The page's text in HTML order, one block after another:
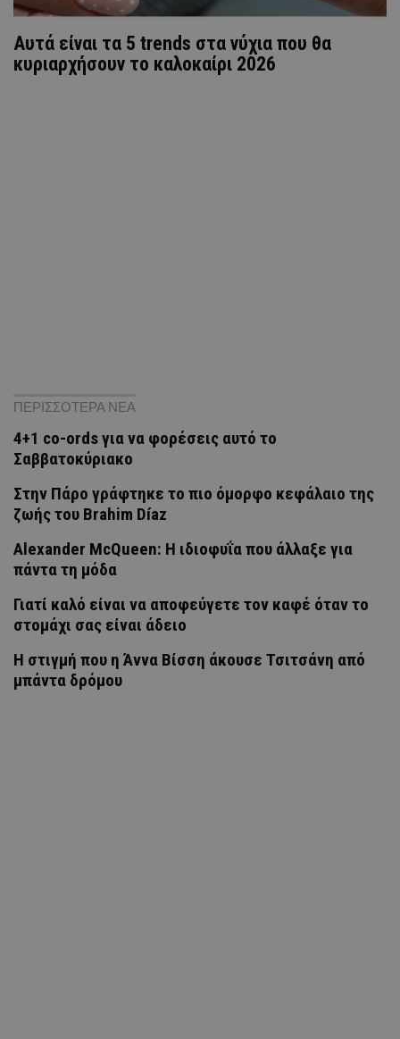
Αυτά είναι τα 5 trends στα νύχια που θα
κυριαρχήσουν το καλοκαίρι 2026
ΠΕΡΙΣΣΟΤΕΡΑ ΝΕΑ
4+1 co-ords για να φορέσεις αυτό το
Σαββατοκύριακο
Στην Πάρο γράφτηκε το πιο όμορφο κεφάλαιο της
ζωής του Brahim Díaz
Alexander McQueen: Η ιδιοφυΐα που άλλαξε για
πάντα τη μόδα
Γιατί καλό είναι να αποφεύγετε τον καφέ όταν το
στομάχι σας είναι άδειο
H στιγμή που η Άννα Βίσση άκουσε Τσιτσάνη από
μπάντα δρόμου